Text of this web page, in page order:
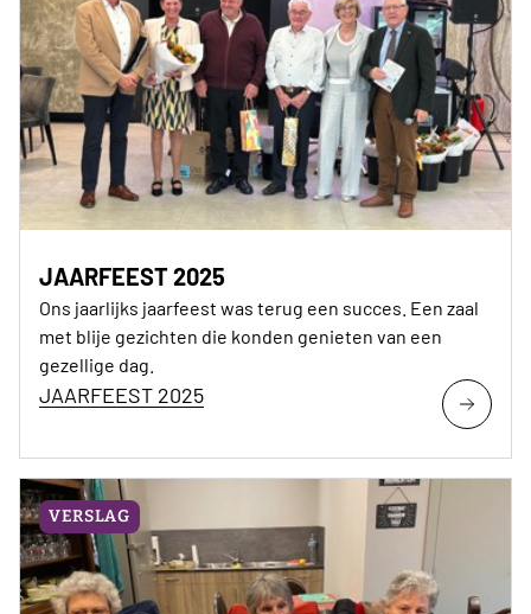
JAARFEEST 2025
Ons jaarlijks jaarfeest was terug een succes. Een zaal
met blije gezichten die konden genieten van een
gezellige dag.
JAARFEEST 2025
VERSLAG